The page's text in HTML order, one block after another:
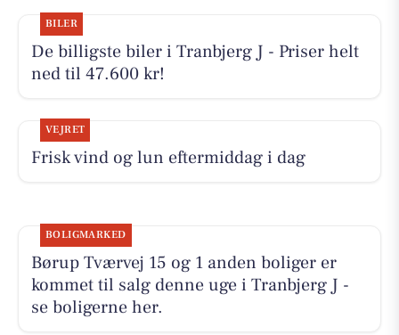
BILER
De billigste biler i Tranbjerg J - Priser helt
ned til 47.600 kr!
VEJRET
Frisk vind og lun eftermiddag i dag
BOLIGMARKED
Børup Tværvej 15 og 1 anden boliger er
kommet til salg denne uge i Tranbjerg J -
se boligerne her.